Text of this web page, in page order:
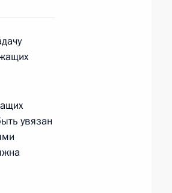
увязан